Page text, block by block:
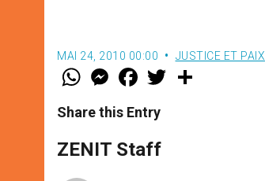
MAI 24, 2010 00:00 JUSTICE ET PAIX
W
t
s
p
p
M
e
s
e
g
e
F
a
e
b
o
k
w
Share this Entry
ZENIT Staff